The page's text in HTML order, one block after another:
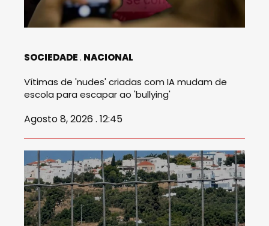
SOCIEDADE NACIONAL
Vítimas de 'nudes' criadas com IA mudam de
escola para escapar ao 'bullying'
Agosto 8, 2026 . 12:45